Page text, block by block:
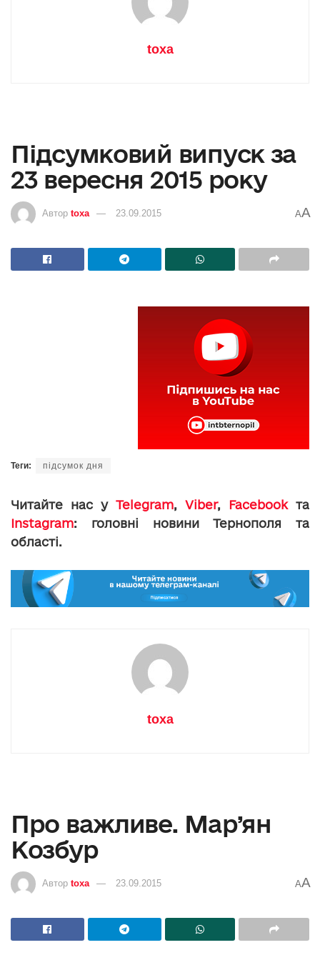
toxa
Підсумковий випуск за
23 вересня 2015 року
Автор toxa 23.09.2015 AA
Теги: підсумок дня
Читайте нас у Telegram, Viber, Facebookта
Instagram: головні новини Тернополя та
області.
toxa
Про важливе. Мар’ян
Козбур
Автор toxa 23.09.2015 AA